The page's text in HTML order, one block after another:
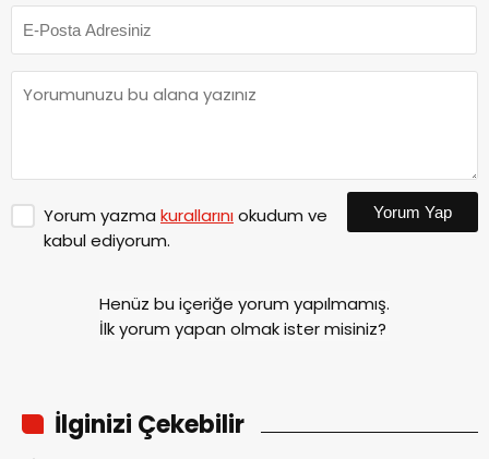
Yorum yazma kurallarınıokudum ve
kabul ediyorum.
Yorum Yap
Henüz bu içeriğe yorum yapılmamış.
İlk yorum yapan olmak ister misiniz?
İlginizi Çekebilir